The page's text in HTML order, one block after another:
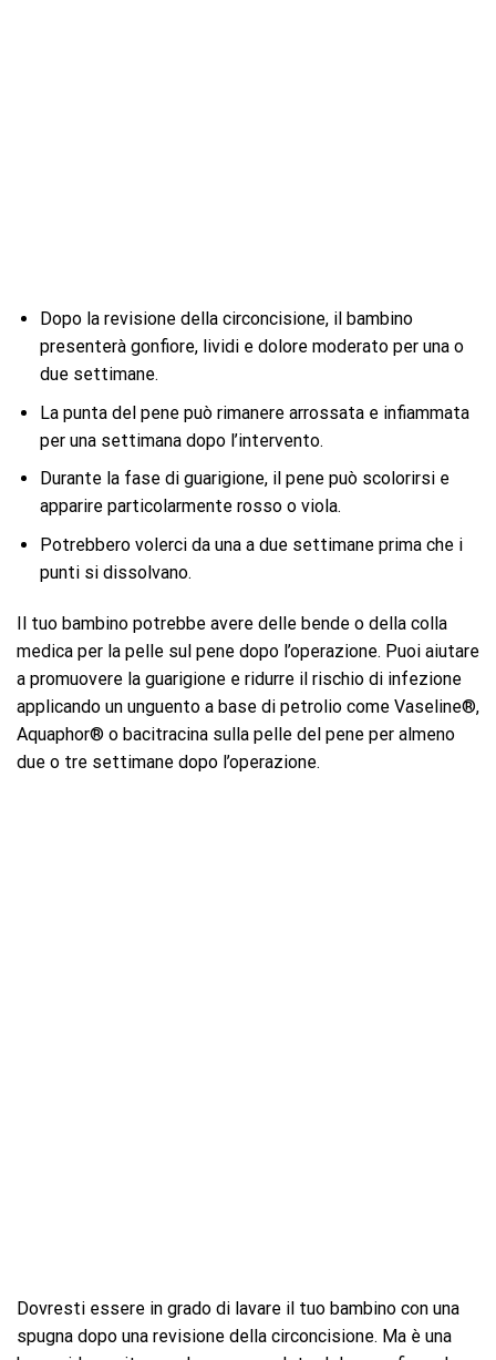
Dopo la revisione della circoncisione, il bambino
presenterà gonfiore, lividi e dolore moderato per una o
due settimane.
La punta del pene può rimanere arrossata e infiammata
per una settimana dopo l’intervento.
Durante la fase di guarigione, il pene può scolorirsi e
apparire particolarmente rosso o viola.
Potrebbero volerci da una a due settimane prima che i
punti si dissolvano.
Il tuo bambino potrebbe avere delle bende o della colla
medica per la pelle sul pene dopo l’operazione. Puoi aiutare
a promuovere la guarigione e ridurre il rischio di infezione
applicando un unguento a base di petrolio come Vaseline®,
Aquaphor® o bacitracina sulla pelle del pene per almeno
due o tre settimane dopo l’operazione.
Dovresti essere in grado di lavare il tuo bambino con una
spugna dopo una revisione della circoncisione. Ma è una